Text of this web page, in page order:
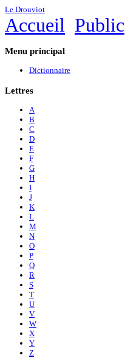
Le Drouviot
Accueil Public
Menu principal
Dictionnaire
Lettres
A
B
C
D
E
F
G
H
I
J
K
L
M
N
O
P
Q
R
S
T
U
V
W
X
Y
Z